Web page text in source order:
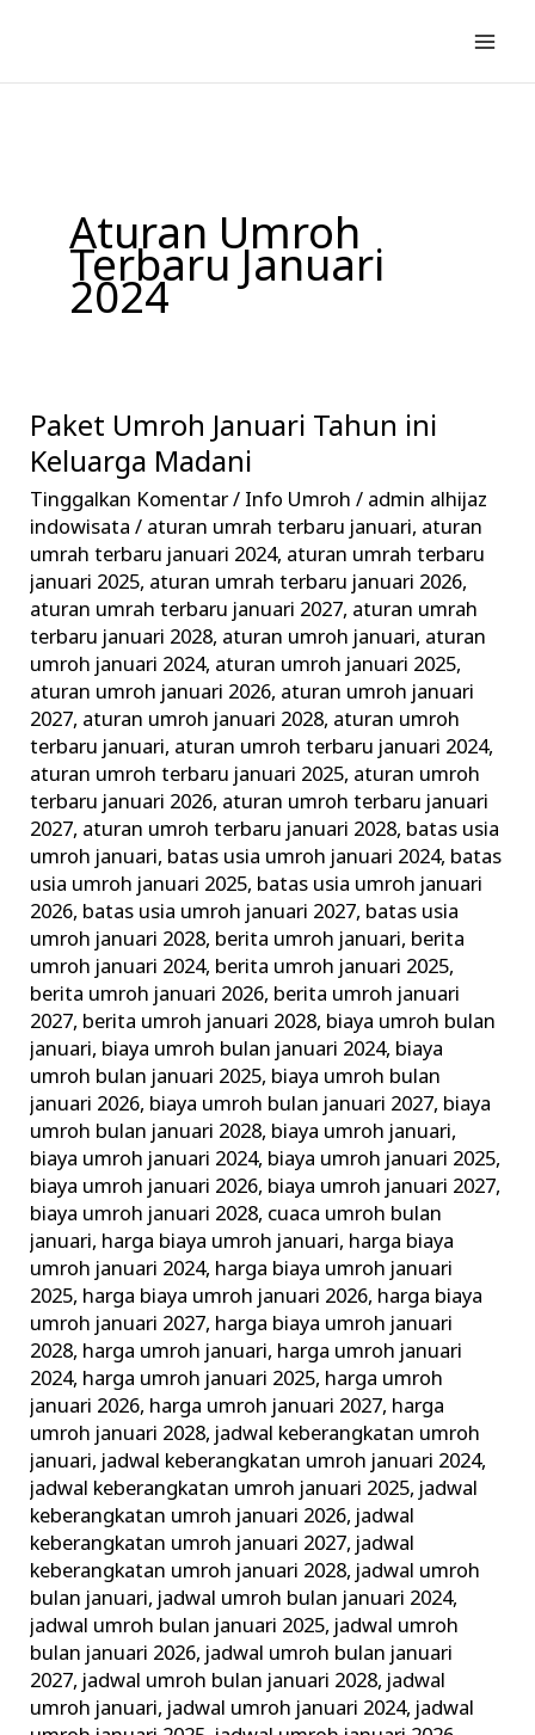
konten
Aturan Umroh
Terbaru Januari
2024
Paket Umroh Januari Tahun ini
Keluarga Madani
Tinggalkan Komentar/ Info Umroh / admin alhijaz
indowisata/ aturan umrah terbaru januari, aturan
umrah terbaru januari 2024, aturan umrah terbaru
januari 2025, aturan umrah terbaru januari 2026,
aturan umrah terbaru januari 2027, aturan umrah
terbaru januari 2028, aturan umroh januari, aturan
umroh januari 2024, aturan umroh januari 2025,
aturan umroh januari 2026, aturan umroh januari
2027, aturan umroh januari 2028, aturan umroh
terbaru januari, aturan umroh terbaru januari 2024,
aturan umroh terbaru januari 2025, aturan umroh
terbaru januari 2026, aturan umroh terbaru januari
2027, aturan umroh terbaru januari 2028, batas usia
umroh januari, batas usia umroh januari 2024, batas
usia umroh januari 2025, batas usia umroh januari
2026, batas usia umroh januari 2027, batas usia
umroh januari 2028, berita umroh januari, berita
umroh januari 2024, berita umroh januari 2025,
berita umroh januari 2026, berita umroh januari
2027, berita umroh januari 2028, biaya umroh bulan
januari, biaya umroh bulan januari 2024, biaya
umroh bulan januari 2025, biaya umroh bulan
januari 2026, biaya umroh bulan januari 2027, biaya
umroh bulan januari 2028, biaya umroh januari,
biaya umroh januari 2024, biaya umroh januari 2025,
biaya umroh januari 2026, biaya umroh januari 2027,
biaya umroh januari 2028, cuaca umroh bulan
januari, harga biaya umroh januari, harga biaya
umroh januari 2024, harga biaya umroh januari
2025, harga biaya umroh januari 2026, harga biaya
umroh januari 2027, harga biaya umroh januari
2028, harga umroh januari, harga umroh januari
2024, harga umroh januari 2025, harga umroh
januari 2026, harga umroh januari 2027, harga
umroh januari 2028, jadwal keberangkatan umroh
januari, jadwal keberangkatan umroh januari 2024,
jadwal keberangkatan umroh januari 2025, jadwal
keberangkatan umroh januari 2026, jadwal
keberangkatan umroh januari 2027, jadwal
keberangkatan umroh januari 2028, jadwal umroh
bulan januari, jadwal umroh bulan januari 2024,
jadwal umroh bulan januari 2025, jadwal umroh
bulan januari 2026, jadwal umroh bulan januari
2027, jadwal umroh bulan januari 2028, jadwal
umroh januari, jadwal umroh januari 2024, jadwal
Paket
Umroh
Januari
Tahun
ini
Keluarga
Madani